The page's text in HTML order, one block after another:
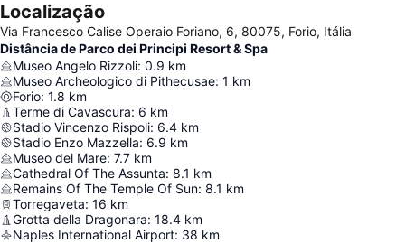
Localização
Via Francesco Calise Operaio Foriano, 6, 80075, Forio, Itália
Distância de Parco dei Principi Resort & Spa
Museo Angelo Rizzoli: 0.9 km
Museo Archeologico di Pithecusae: 1 km
Forio: 1.8 km
Terme di Cavascura: 6 km
Stadio Vincenzo Rispoli: 6.4 km
Stadio Enzo Mazzella: 6.9 km
Museo del Mare: 7.7 km
Cathedral Of The Assunta: 8.1 km
Remains Of The Temple Of Sun: 8.1 km
Torregaveta: 16 km
Grotta della Dragonara: 18.4 km
Naples International Airport: 38 km